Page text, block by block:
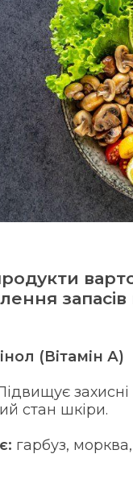
запасів
(Вітамін А)
стан шкіри.
гарбуз,